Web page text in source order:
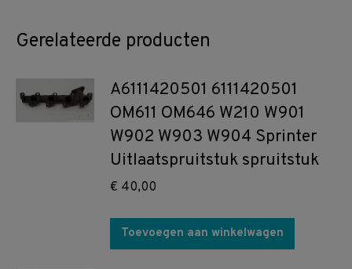
Gerelateerde producten
A6111420501 6111420501
OM611 OM646 W210 W901
W902 W903 W904 Sprinter
Uitlaatspruitstuk spruitstuk
€ 40,00
Toevoegen aan winkelwagen